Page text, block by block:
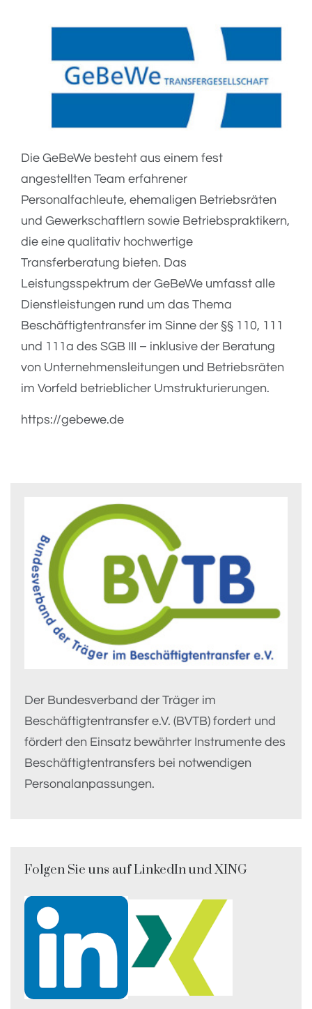
Die GeBeWe besteht aus einem fest
angestellten Team erfahrener
Personalfachleute, ehemaligen Betriebsräten
und Gewerkschaftlern sowie Betriebspraktikern,
die eine qualitativ hochwertige
Transferberatung bieten. Das
Leistungsspektrum der GeBeWe umfasst alle
Dienstleistungen rund um das Thema
Beschäftigtentransfer im Sinne der §§ 110, 111
und 111a des SGB III – inklusive der Beratung
von Unternehmensleitungen und Betriebsräten
im Vorfeld betrieblicher Umstrukturierungen.
https://gebewe.de
Der Bundesverband der Träger im
Beschäftigtentransfer e.V. (BVTB) fordert und
fördert den Einsatz bewährter Instrumente des
Beschäftigtentransfers bei notwendigen
Personalanpassungen.
Folgen Sie uns auf LinkedIn und XING